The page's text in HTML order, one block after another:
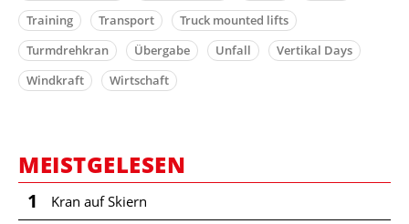
Training
Transport
Truck mounted lifts
Turmdrehkran
Übergabe Unfall
Vertikal Days
Windkraft
Wirtschaft
MEISTGELESEN
1 Kran auf Skiern